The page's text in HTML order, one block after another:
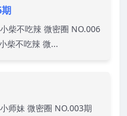
柴不吃辣 微密圈 NO.006
柴不吃辣 微...
师妹 微密圈 NO.003期